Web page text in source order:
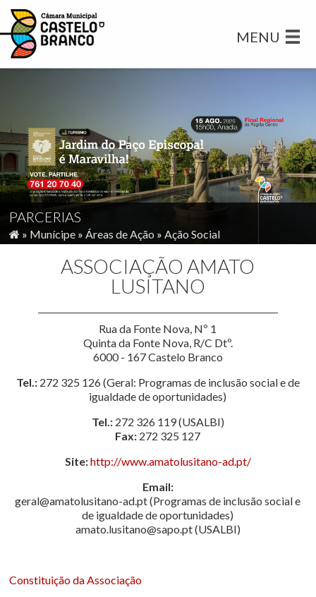
MENU
PARCERIAS
» Munícipe » Áreas de Ação » Ação Social
ASSOCIAÇÃO AMATO
LUSITANO
Rua da Fonte Nova, Nº 1
Quinta da Fonte Nova, R/C Dtº.
6000 - 167 Castelo Branco
Tel.: 272 325 126 (Geral: Programas de inclusão social e de
igualdade de oportunidades)
Tel.: 272 326 119 (USALBI)
Fax: 272 325 127
Site:http://www.amatolusitano-ad.pt/
Email:
geral@amatolusitano-ad.pt (Programas de inclusão social e
de igualdade de oportunidades)
amato.lusitano@sapo.pt (USALBI)
Constituição da Associação